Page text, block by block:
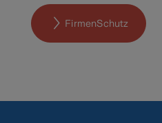
FirmenSchutz